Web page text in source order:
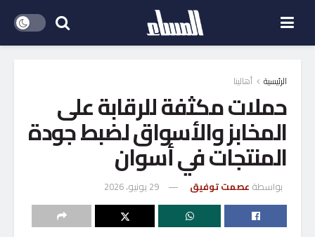
الرئيسية أهالينا
حملات مكثفة للرقابة على
المخابز والأسواق لضبط جودة
المنتجات في أسوان
بواسطة عصمت توفيق 29 يونيو، 2026